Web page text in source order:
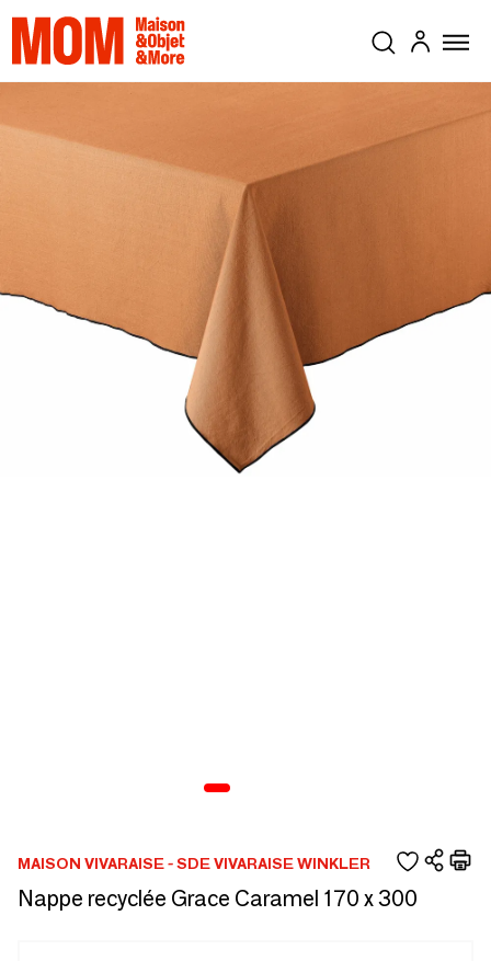
MAISON VIVARAISE - SDE VIVARAISE WINKLER
Nappe recyclée Grace Caramel 170 x 300